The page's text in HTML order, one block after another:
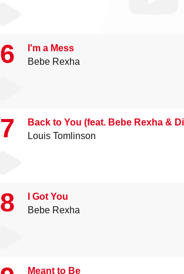
6
I'm a Mess
Bebe Rexha
7
Back to You (feat. Bebe Rexha &
Louis Tomlinson
8
I Got You
Bebe Rexha
Meant to Be